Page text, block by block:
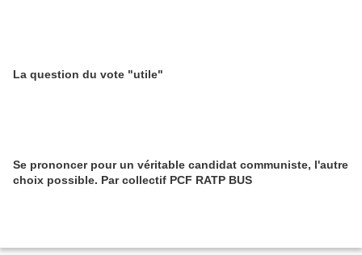
La question du vote "utile"
Se prononcer pour un véritable candidat communiste, l'autre
choix possible. Par collectif PCF RATP BUS